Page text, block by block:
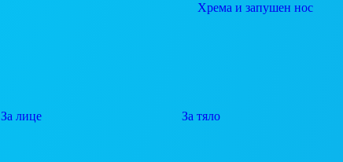
Хрема и запушен нос
За лице За тяло